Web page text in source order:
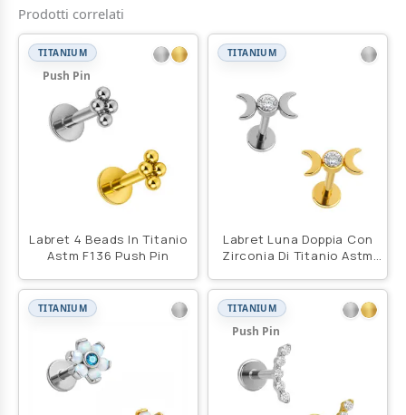
Prodotti correlati
TITANIUM
Push Pin
Labret 4 Beads In Titanio
Astm F136 Push Pin
TITANIUM
Labret Luna Doppia Con
Zirconia Di Titanio Astm
TITANIUM TITANIUM
Push Pin